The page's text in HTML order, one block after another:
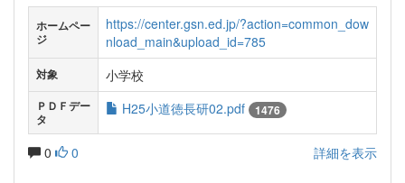
ホームペー
ジ
https://center.gsn.ed.jp/?action=common_dow
nload_main&upload_id=785
対象 小学校
ＰＤＦデー
タ
H25小道徳長研02.pdf 1476
0 0 詳細を表示